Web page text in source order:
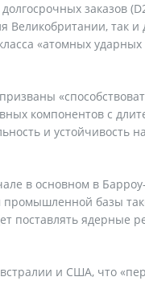
заказов
Великобритании, так и
«атомных
компонентов с
и устойчивость
в основном в
промышленной базы
поставлять ядерные
и США, что